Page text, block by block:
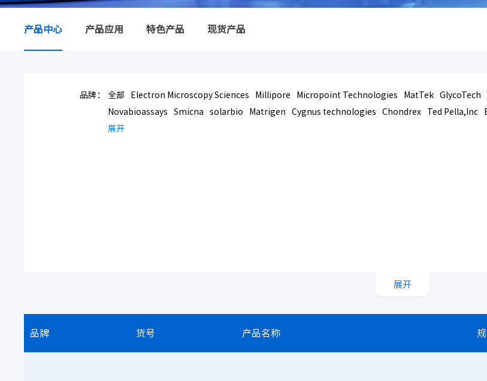
产品中心 产品应用 特色产品 现货产品
品牌： 全部 Electron Microscopy Sciences Millipore Micropoint Technologies MatTek GlycoTech
Novabioassays
Smicna solarbio Matrigen Cygnus technologies Chondrex Ted Pella,Inc
展开
展开
品牌 货号 产品名称